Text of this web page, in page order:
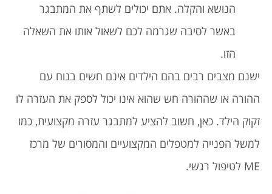
הנושא והקלה. אתם יכולים לשתף את המתבגר
באשר לסיבה שגרמה לכם לשאול אותו את השאלה
הזו.
ישנם מצבים רבים בהם הילדים אינם חשים בנוח עם
ההורה או שההורה חש שהוא אינו יכול לספק את העזרה לו
זקוק הילד. כאן, חשוב להציע למתבגר עזרה מקצועית, כמו
למשל הפנייה למטפלים המקצועיים והמסורים של מרכז
ME לטיפול רגשי.